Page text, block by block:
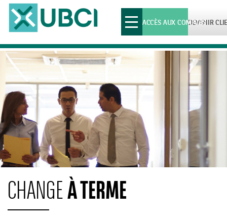
Toggle
navigationDEVENIR
ACCÈS AUX COMPTES
CHANGEÀ TERME